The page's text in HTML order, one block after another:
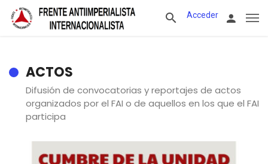
Acceder
ACTOS
Difusión de convocatorias y reportajes de actos
organizados por el FAI o de aquellos en los que el FAI
participa